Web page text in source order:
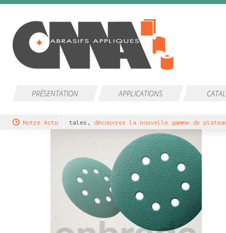
PRÉSENTATION APPLICATIONS
Notre Actu
ponceuses orbitales,découvrez la nouvelle gamme de plateaux